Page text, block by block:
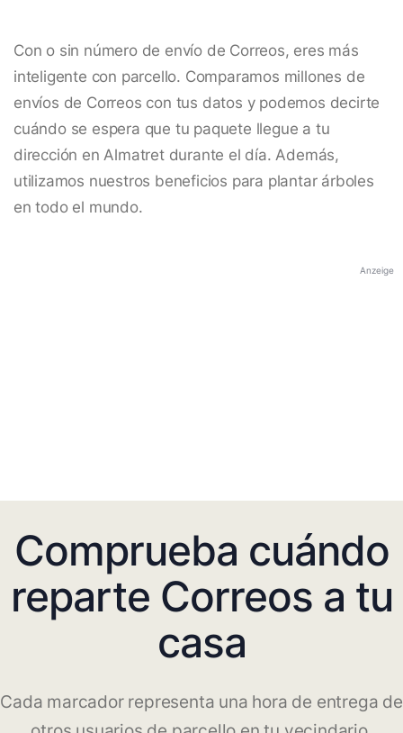
Con o sin número de envío de Correos, eres más
inteligente con parcello. Comparamos millones de
envíos de Correos con tus datos y podemos decirte
cuándo se espera que tu paquete llegue a tu
dirección en Almatret durante el día. Además,
utilizamos nuestros beneficios para plantar árboles
en todo el mundo.
Anzeige
Comprueba cuándo
reparte Correos a tu
casa
Cada marcador representa una hora de entrega de